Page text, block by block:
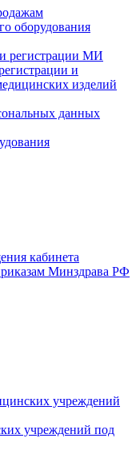
оборудования
регистрации МИ
и
изделий
данных
кабинета
Минздрава РФ
учреждений
учреждений под